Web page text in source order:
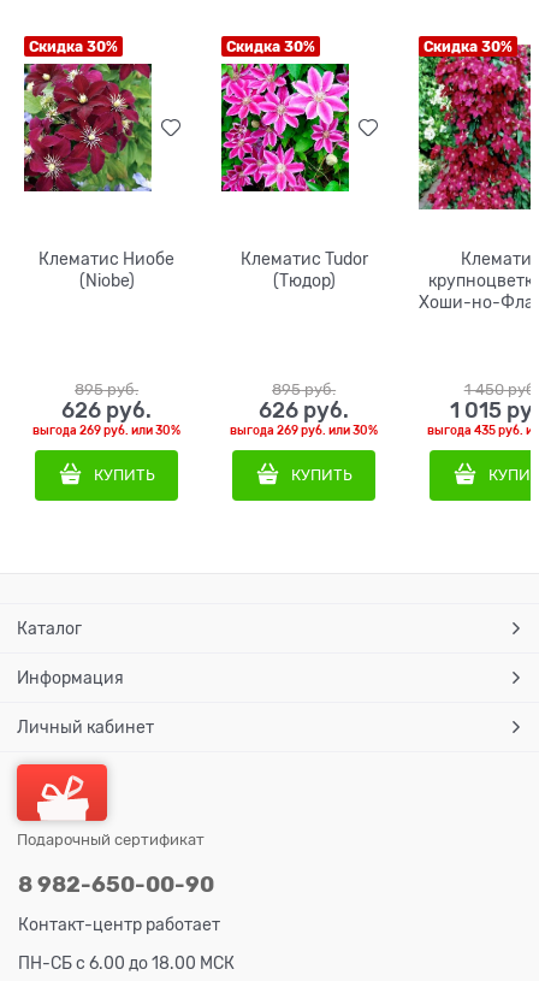
Скидка 30%
Клематис Ниобе
(Niobe)
895 руб.
626 руб.
выгода269 руб. или30%
КУПИТЬ
Скидка 30%
Клематис Tudor
(Тюдор)
895 руб.
626 руб.
выгода269 руб. или30%
КУПИТЬ
Скидка 30%
Хоши-но-
1 450 руб.
1 015
выгода435 руб.
Каталог
Информация
Личный кабинет
Подарочный сертификат
8 982-650-00-90
Контакт-центр работает
ПН-СБ с 6.00 до 18.00 МСК